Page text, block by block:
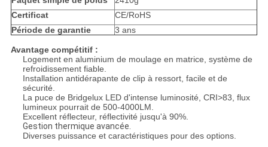
Certificat
CE/RoHS
Période de garantie
3 ans
Avantage compétitif :
Logement en aluminium de moulage en matrice, système de
refroidissement fiable.
Installation antidérapante de clip à ressort, facile et de
sécurité.
La puce de Bridgelux LED d'intense luminosité, CRI>83, flux
lumineux pourrait de 500-4000LM.
Excellent réflecteur, réflectivité jusqu'à 90%.
Gestion thermique avancée.
Diverses puissance et caractéristiques pour des options.